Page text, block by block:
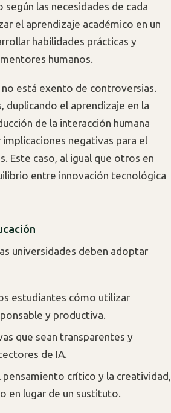
las necesidades de cada
el aprendizaje académico en un
habilidades prácticas y
humanos.
está exento de controversias.
el aprendizaje en la
de la interacción humana
negativas para el
Este caso, al igual que otros en
entre innovación tecnológica
universidades deben adoptar
estudiantes cómo utilizar
y productiva.
que sean transparentes y
de IA.
pensamiento crítico y la creatividad,
en lugar de un sustituto.